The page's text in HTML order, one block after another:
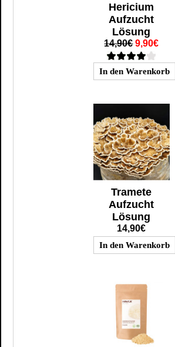
Hericium
Aufzucht
Lösung
14,90€ 9,90€
Tramete
Aufzucht
Lösung
14,90€